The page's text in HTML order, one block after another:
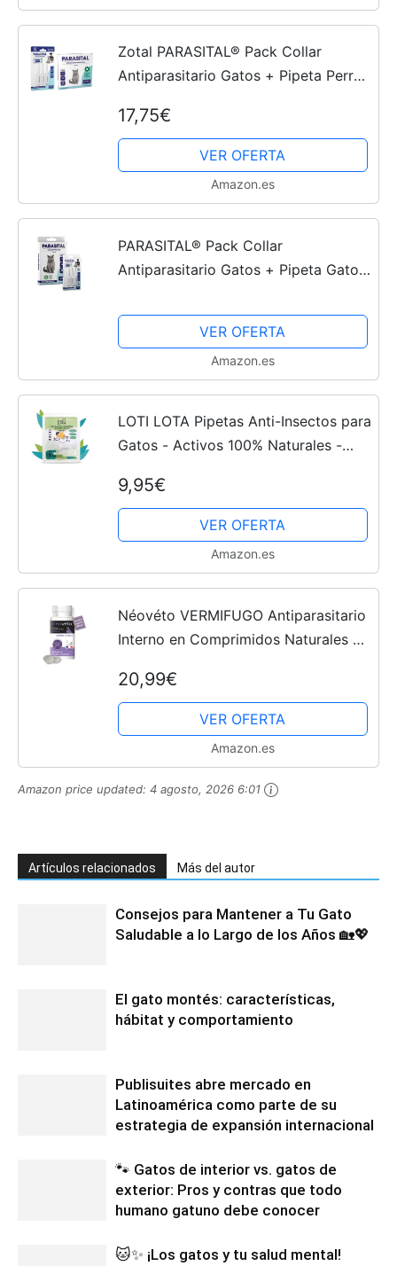
Zotal PARASITAL® Pack Collar
Antiparasitario Gatos + Pipeta Perros
parásitos externos en Mascotas |
Ingredientes Activos...
17,75€
VER OFERTA
Amazon.es
PARASITAL® Pack Collar
Antiparasitario Gatos + Pipeta Gatos
en Mascotas | Ingredientes Activos
Naturales
VER OFERTA
Amazon.es
LOTI LOTA Pipetas Anti-Insectos para
Gatos - Activos 100% Naturales -
Lavandino - Ingredientes Naturales -
Pulgas, Garrapatas e...
9,95€
VER OFERTA
Amazon.es
Néovéto VERMIFUGO Antiparasitario
Interno en Comprimidos Naturales a
Servicios Veterinarios Franceses,
Comprimidos...
20,99€
VER OFERTA
Amazon.es
Amazon price updated: 4 agosto, 2026 6:01
Artículos relacionados Más del autor
Consejos para Mantener a Tu Gato
Saludable a lo Largo de los Años 🏡💖
El gato montés: características,
hábitat y comportamiento
Publisuites abre mercado en
Latinoamérica como parte de su
estrategia de expansión internacional
🐾 Gatos de interior vs. gatos de
exterior: Pros y contras que todo
humano gatuno debe conocer
🐱✨ ¡Los gatos y tu salud mental!